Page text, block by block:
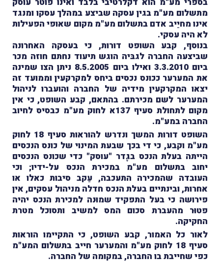
מתשלום מע"מ בגין עסקה שביצע במהלך עסקו ומנגד
אינו מחיֵיב אדם בתשלום מע"מ מקום שאופי הפעילות
לא היה עסקי.
בנוסף, קבע השופט דורות, כי בעסקה האחרונה
שביצעה החברה לגבּיה הוגש תיעוד נחתם חוזה מכר
ביום 3.3.2010 ואילו ביום 8.5.2005 ניתן הצו שמינה
את המערער ככונס נכסים ביחס למקרקעין וממועד זה
יצאו המקרקעין מידיה של החברה והועברו לניהול
המערער לשם מכירתם. בהתאם, קבע השופט, כי אין
מקום לתחולת סעיף 137א לחוק מע"מ כבסיס לחיוב
החברה במע"מ.
השופט דורות המשך ונדרש להוראות סעיף 18 לחוק
מע"מ וקבע, כי די בכך שבעת המינוי של כונס הנכסים
הייתה בעלת הנכס בגֶדר "עוסק" כדי שכונס הנכסים
יחוב בתשלום מע"מ במכירת הנכס על-ידיו; וכי
העובדה שהמכירה התעכבה, עֵקב סיבות כאלו או
אחרות, ובינתיים בעלת הנכס חדלה מניהול עסקים, אין
פירושה כי בעל התפקיד שמוּנה למכירת הנכס יהיה
פטוּר מהעברת סכום המס למשיב ותסוכל מטרת
החקיקה.
לאור כל האמור, קבע השופט, כי התקיימו הוראות
סעיף 18 לחוק מע"מ והמערער חייב בתשלום המע"מ
כפי שחייבת בו החברה, במקומה של החברה.